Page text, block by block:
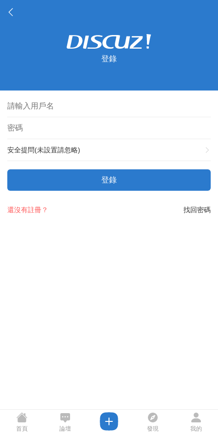
登錄
安全提問(未設置請忽略)
登錄
找回密碼
還沒有註冊？
首頁 論壇 發現 我的